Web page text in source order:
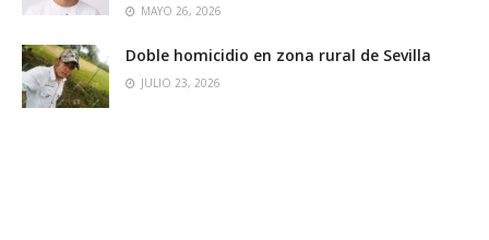
MAYO 26, 2026
Doble homicidio en zona rural de Sevilla
JULIO 23, 2026